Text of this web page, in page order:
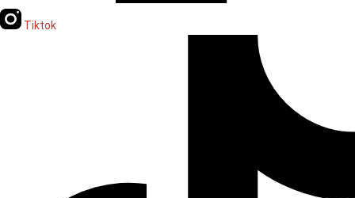
Tiktok